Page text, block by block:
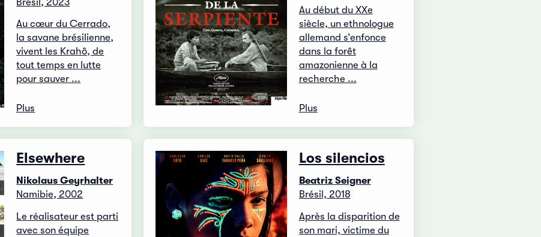
Au cœur du Cerrado,
la savane brésilienne,
vivent les Krahô, de
tout temps en lutte
pour sauver ...
Plus
Au début du XXe
siècle, un ethnologue
allemand s’enfonce
dans la forêt
amazonienne à la
recherche ...
Plus
Elsewhere
Nikolaus Geyrhalter
Namibie, 2002
Le réalisateur est parti
avec son équipe
Los silencios
Beatriz Seigner
Brésil, 2018
Après la disparition de
son mari, victime du